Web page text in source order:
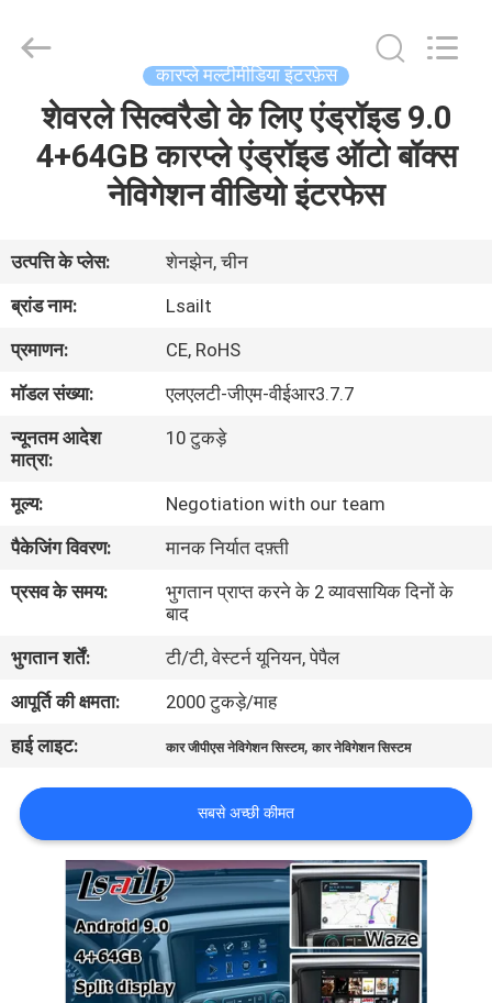
वीडियो
बारे
में
कारखाना
भ्रमण
गुणवत्ता
संपर्क
करें
समाचार
मामलों
साइटमैप
Electron
Co.,Ltd.
Reserved.
कारप्ले मल्टीमीडिया इंटरफ़ेस
शेवरले सिल्वरैडो के लिए एंड्रॉइड 9.0
4+64GB कारप्ले एंड्रॉइड ऑटो बॉक्स
नेविगेशन वीडियो इंटरफेस
उत्पत्ति के प्लेस:
शेनझेन, चीन
ब्रांड नाम:
Lsailt
प्रमाणन:
CE, RoHS
मॉडल संख्या:
एलएलटी-जीएम-वीईआर3.7.7
न्यूनतम आदेश
मात्रा:
10 टुकड़े
मूल्य:
Negotiation with our team
पैकेजिंग विवरण:
मानक निर्यात दफ़्ती
प्रसव के समय:
भुगतान प्राप्त करने के 2 व्यावसायिक दिनों के
बाद
भुगतान शर्तें:
टी/टी, वेस्टर्न यूनियन, पेपैल
आपूर्ति की क्षमता:
2000 टुकड़े/माह
हाई लाइट:
कार जीपीएस नेविगेशन सिस्टम,कार नेविगेशन सिस्टम
सबसे अच्छी कीमत